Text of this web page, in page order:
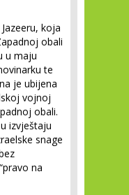
koja
obali
u maju
te
je ubijena
vojnoj
obali.
izvještaju
snage
na